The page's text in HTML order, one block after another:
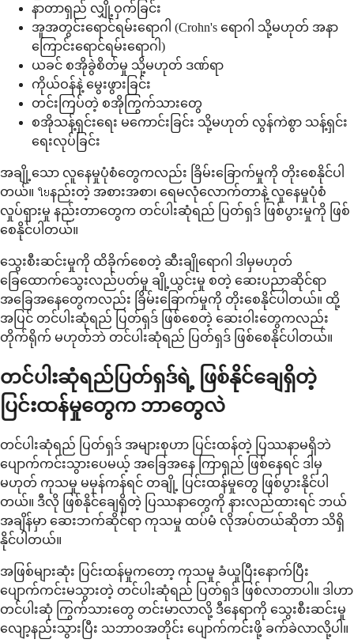
နာတာရှည် လျှို့ဝှက်ခြင်း
အူအတွင်းရောင်ရမ်းရောဂါ (Crohn's ရောဂါ သို့မဟုတ် အနာ
ကြောင်းရောင်ရမ်းရောဂါ)
ယခင် စအိုခွဲစိတ်မှု သို့မဟုတ် ဒဏ်ရာ
ကိုယ်ဝန်နဲ့ မွေးဖွားခြင်း
တင်းကြပ်တဲ့ စအိုကြွက်သားတွေ
စအိုသန့်ရှင်းရေး မကောင်းခြင်း သို့မဟုတ် လွန်ကဲစွာ သန့်ရှင်း
ရေးလုပ်ခြင်း
အချို့သော လူနေမှုပုံစံတွေကလည်း ခြိမ်းခြောက်မှုကို တိုးစေနိုင်ပါ
တယ်။ ใยနည်းတဲ့ အစားအစာ၊ ရေမလုံလောက်တာနဲ့ လူနေမှုပုံစံ
လှုပ်ရှားမှု နည်းတာတွေက တင်ပါးဆုံရည် ပြတ်ရှဒ် ဖြစ်ပွားမှုကို ဖြစ်
စေနိုင်ပါတယ်။
သွေးစီးဆင်းမှုကို ထိခိုက်စေတဲ့ ဆီးချိုရောဂါ ဒါမှမဟုတ်
ခြေထောက်သွေးလည်ပတ်မှု ချို့ယွင်းမှု စတဲ့ ဆေးပညာဆိုင်ရာ
အခြေအနေတွေကလည်း ခြိမ်းခြောက်မှုကို တိုးစေနိုင်ပါတယ်။ ထို့
အပြင် တင်ပါးဆုံရည် ပြတ်ရှဒ် ဖြစ်စေတဲ့ ဆေးဝါးတွေကလည်း
တိုက်ရိုက် မဟုတ်ဘဲ တင်ပါးဆုံရည် ပြတ်ရှဒ် ဖြစ်စေနိုင်ပါတယ်။
တင်ပါးဆုံရည်ပြတ်ရှဒ်ရဲ့ ဖြစ်နိုင်ချေရှိတဲ့
ပြင်းထန်မှုတွေက ဘာတွေလဲ
တင်ပါးဆုံရည် ပြတ်ရှဒ် အများစုဟာ ပြင်းထန်တဲ့ ပြဿနာမရှိဘဲ
ပျောက်ကင်းသွားပေမယ့် အခြေအနေ ကြာရှည် ဖြစ်နေရင် ဒါမှ
မဟုတ် ကုသမှု မမှန်ကန်ရင် တချို့ ပြင်းထန်မှုတွေ ဖြစ်ပွားနိုင်ပါ
တယ်။ ဒီလို ဖြစ်နိုင်ချေရှိတဲ့ ပြဿနာတွေကို နားလည်ထားရင် ဘယ်
အချိန်မှာ ဆေးဘက်ဆိုင်ရာ ကုသမှု ထပ်မံ လိုအပ်တယ်ဆိုတာ သိရှိ
နိုင်ပါတယ်။
အဖြစ်များဆုံး ပြင်းထန်မှုကတော့ ကုသမှု ခံယူပြီးနောက်ပြီး
ပျောက်ကင်းမသွားတဲ့ တင်ပါးဆုံရည် ပြတ်ရှဒ် ဖြစ်လာတာပါ။ ဒါဟာ
တင်ပါးဆုံ ကြွက်သားတွေ တင်းမာလာလို့ ဒီနေရာကို သွေးစီးဆင်းမှု
လျော့နည်းသွားပြီး သဘာဝအတိုင်း ပျောက်ကင်းဖို့ ခက်ခဲလာလို့ပါ။